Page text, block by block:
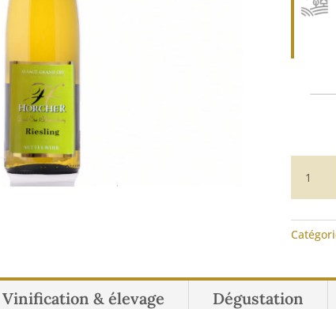
Riesling
Grand
Cru
Vinification & élevage Dégustation